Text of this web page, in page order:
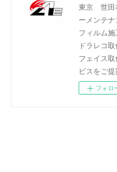
東京 世田
ーメンテ
フィルム施
ドラレコ
フェイス
ビスをご提
フォロ